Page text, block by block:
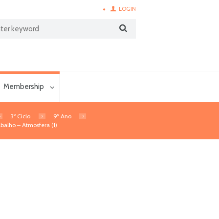
LOGIN
Membership
3º Ciclo
9º Ano
– Atmosfera (1)